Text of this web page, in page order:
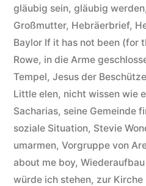
been
(for
the
lord)“
gläubig sein, gläubig werden,
Großmutter, Hebräerbrief,
Baylor If it has not been (for
Rowe, in die Arme
Tempel, Jesus der
Little elen, nicht wissen wie
Sacharias, seine Gemeinde
soziale Situation, Stevie
umarmen, Vorgruppe von
about me boy,
würde ich stehen, zur